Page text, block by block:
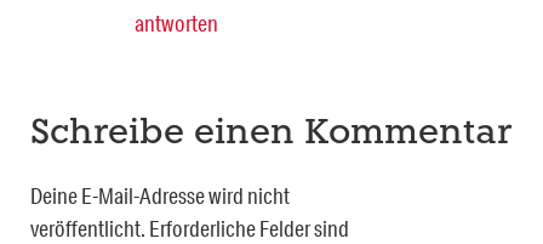
antworten
Schreibe einen Kommentar
Deine E-Mail-Adresse wird nicht
veröffentlicht. Erforderliche Felder sind